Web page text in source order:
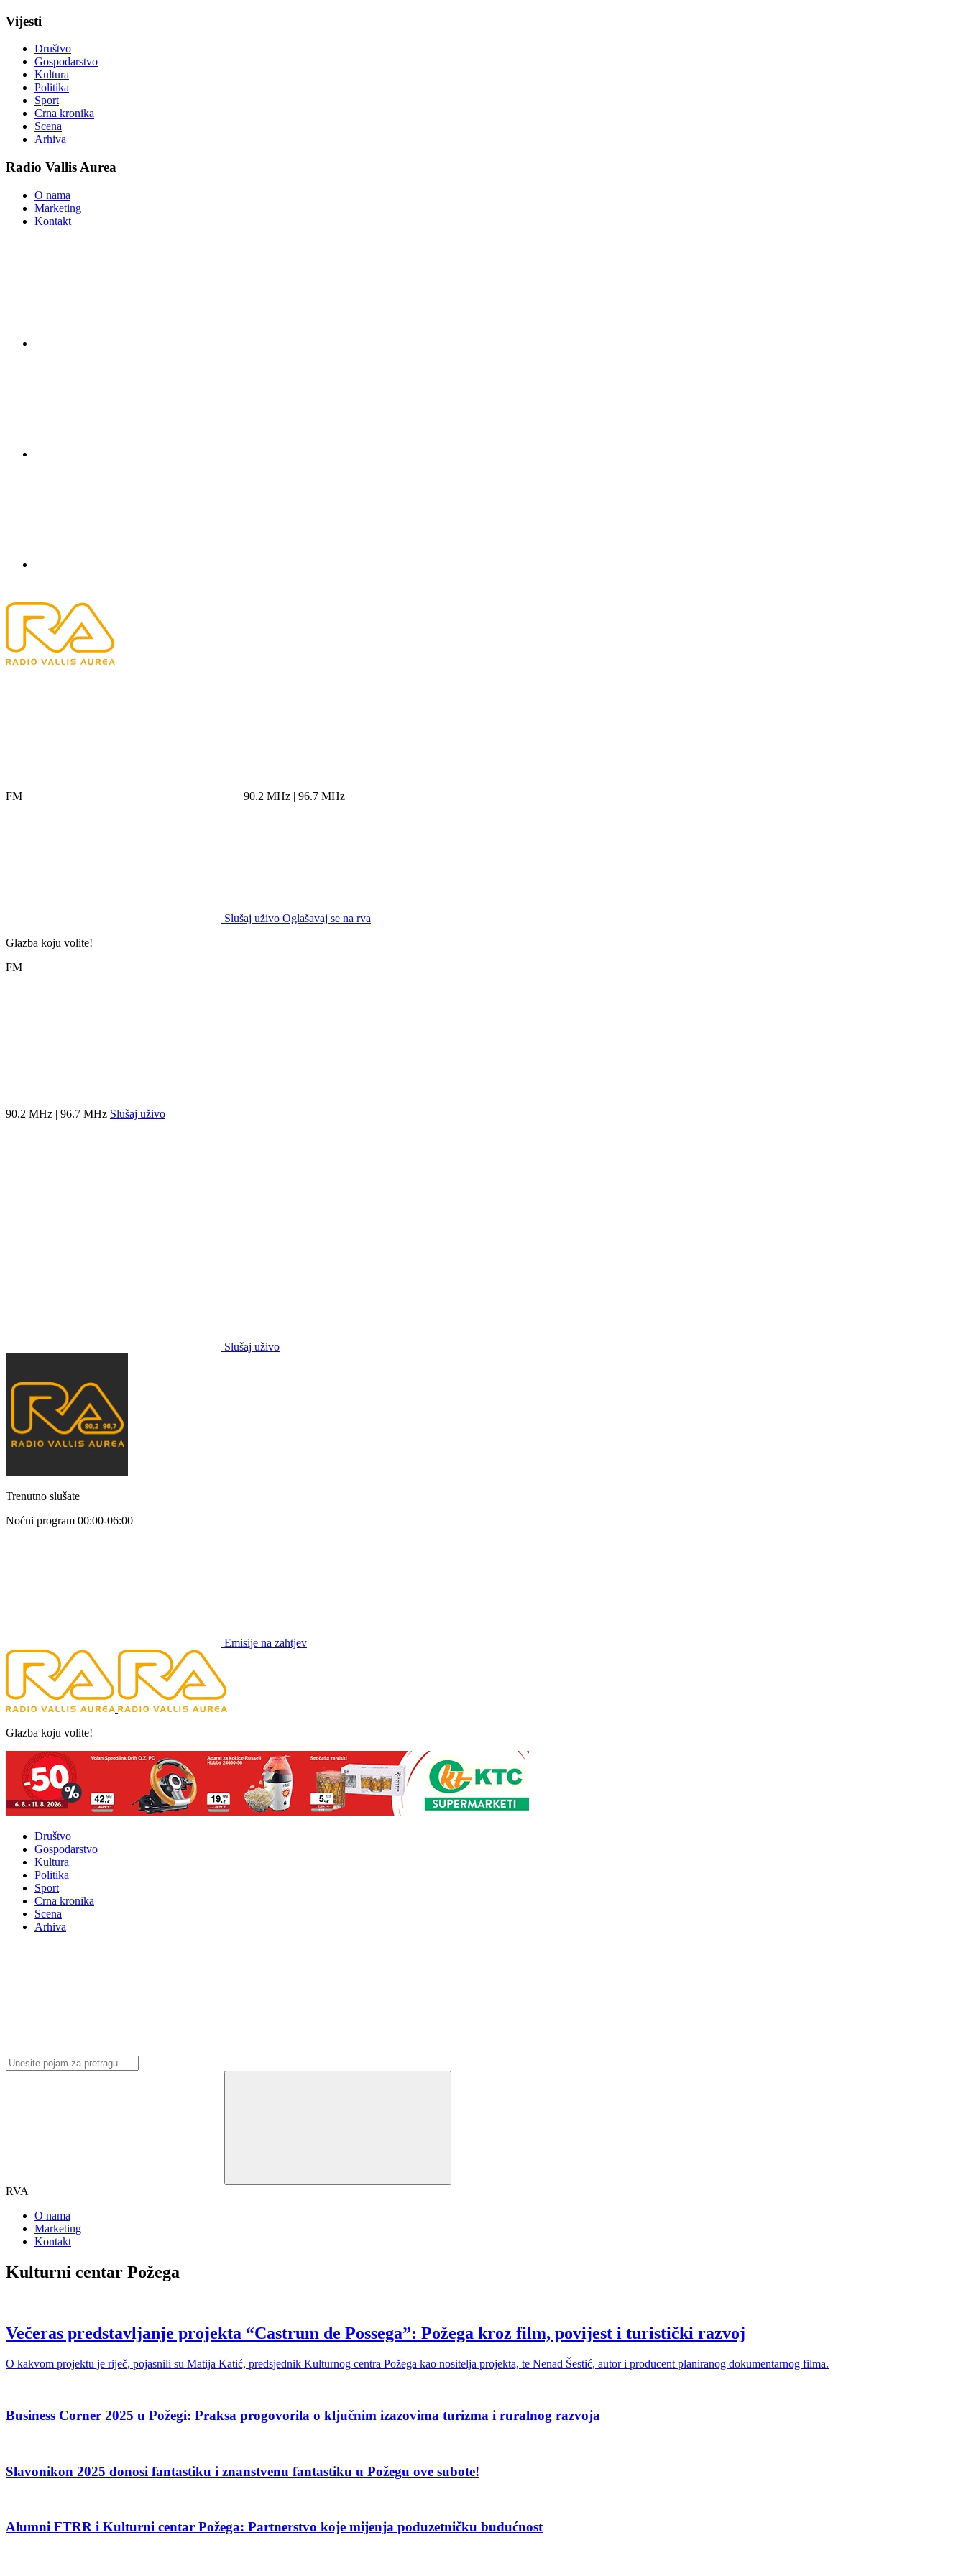
Vijesti
Društvo
Gospodarstvo
Kultura
Politika
Sport
Crna kronika
Scena
Arhiva
Radio Vallis Aurea
O nama
Marketing
Kontakt
FM 90.2 MHz | 96.7 MHz
Slušaj uživo Oglašavaj se na rva
Glazba koju volite!
FM
90.2 MHz | 96.7 MHz Slušaj uživo
Slušaj uživo
Trenutno slušate
Noćni program 00:00-06:00
Emisije na zahtjev
Glazba koju volite!
Društvo
Gospodarstvo
Kultura
Politika
Sport
Crna kronika
Scena
Arhiva
RVA
O nama
Marketing
Kontakt
Kulturni centar Požega
Večeras predstavljanje projekta “Castrum de Possega”: Požega kroz film, povijest i turistički razvoj
O kakvom projektu je riječ, pojasnili su Matija Katić, predsjednik Kulturnog centra Požega kao nositelja projekta, te Nenad Šestić, autor i producent planiranog dokumentarnog filma.
Business Corner 2025 u Požegi: Praksa progovorila o ključnim izazovima turizma i ruralnog razvoja
Slavonikon 2025 donosi fantastiku i znanstvenu fantastiku u Požegu ove subote!
Alumni FTRR i Kulturni centar Požega: Partnerstvo koje mijenja poduzetničku budućnost